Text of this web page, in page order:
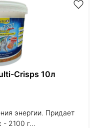
Crisps 10л
энергии. Придает
2100 г...